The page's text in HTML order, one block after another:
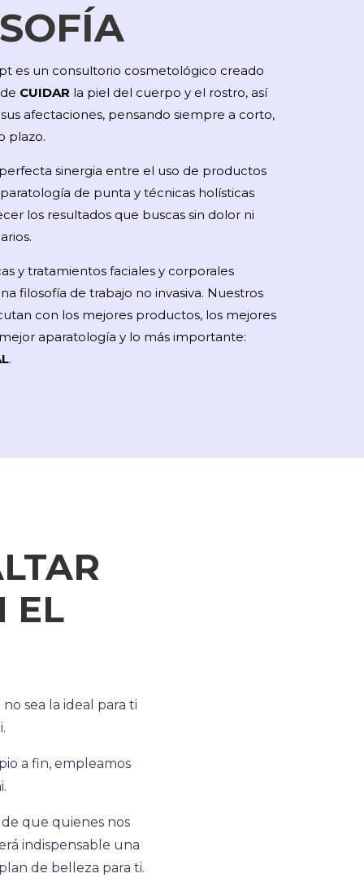
es un consultorio cosmetológico creado
CUIDAR la piel del cuerpo y el rostro, así
afectaciones, pensando siempre a corto,
plazo.
sinergia entre el uso de productos
de punta y técnicas holísticas
los resultados que buscas sin dolor ni
y tratamientos faciales y corporales
filosofía de trabajo no invasiva. Nuestros
con los mejores productos, los mejores
aparatología y lo más importante:
.
EL
sea la ideal para ti
a fin, empleamos
de que quienes nos
indispensable una
de belleza para ti.